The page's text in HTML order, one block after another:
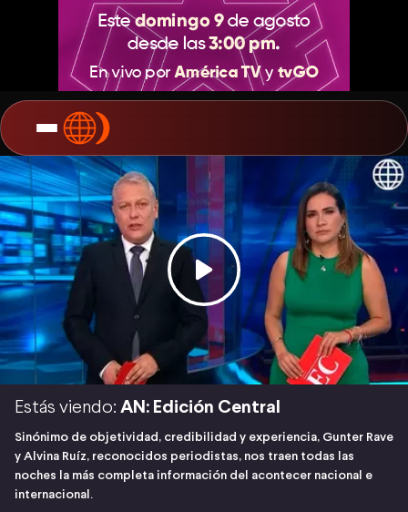
Estás viendo: AN: Edición Central
Sinónimo de objetividad, credibilidad y experiencia, Gunter Rave
y Alvina Ruíz, reconocidos periodistas, nos traen todas las
noches la más completa información del acontecer nacional e
internacional.